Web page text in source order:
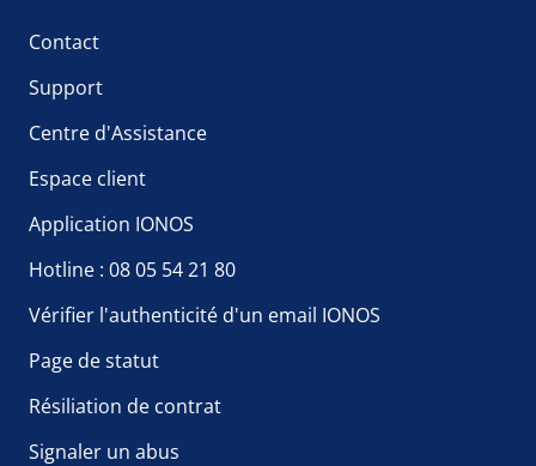
Contact
Support
Centre d'Assistance
Espace client
Application IONOS
Hotline : 08 05 54 21 80
Vérifier l'authenticité d'un email IONOS
Page de statut
Résiliation de contrat
Signaler un abus